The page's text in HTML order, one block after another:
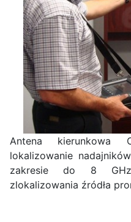
Antena kierunkowa
lokalizowanie
zakresie do 8
zlokalizowania źródła